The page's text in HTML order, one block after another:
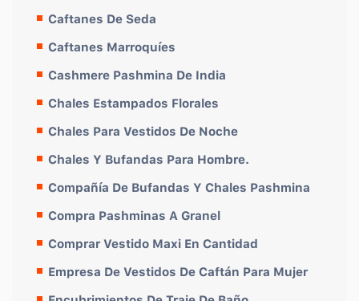
Caftanes De Seda
Caftanes Marroquíes
Cashmere Pashmina De India
Chales Estampados Florales
Chales Para Vestidos De Noche
Chales Y Bufandas Para Hombre.
Compañía De Bufandas Y Chales Pashmina
Compra Pashminas A Granel
Comprar Vestido Maxi En Cantidad
Empresa De Vestidos De Caftán Para Mujer